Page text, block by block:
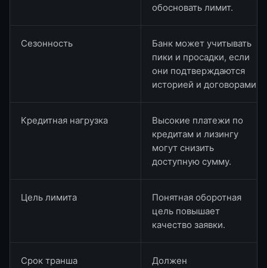
обосновать лимит.
Сезонность
Банк может учитывать
пики и просадки, если
они подтверждаются
историей и договорами.
Кредитная нагрузка
Высокие платежи по
кредитам и лизингу
могут снизить
доступную сумму.
Цель лимита
Понятная оборотная
цель повышает
качество заявки.
Срок транша
Должен